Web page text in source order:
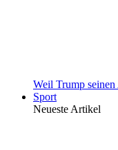
Weil Trump
Sport
Neueste Artikel